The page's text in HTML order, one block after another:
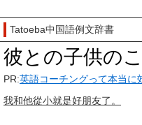
Tatoeba中国語例文辞書
彼との子供の
PR:英語コーチングって本当に
我和他從小就是好朋友了。